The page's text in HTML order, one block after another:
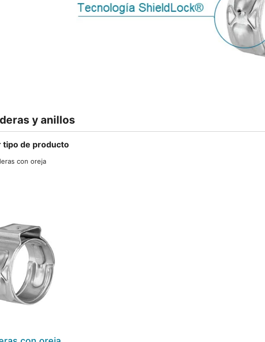
y anillos
tipo de producto
con oreja